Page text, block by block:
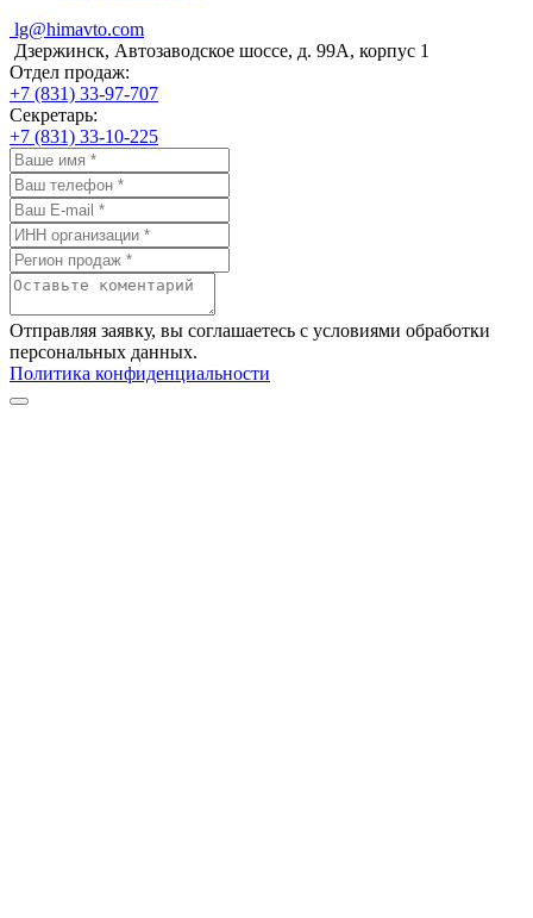
lg@himavto.com
Дзержинск, Автозаводское шоссе, д. 99А, корпус 1
Отдел продаж:
+7 (831) 33-97-707
Секретарь:
+7 (831) 33-10-225
Отправляя заявку, вы соглашаетесь с условиями обработки
персональных данных.
Политика конфиденциальности